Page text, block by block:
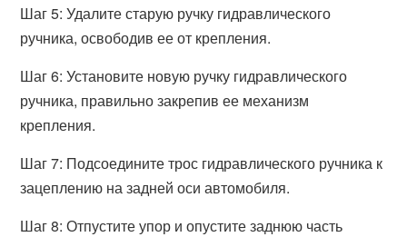
Шаг 5: Удалите старую ручку гидравлического
ручника, освободив ее от крепления.
Шаг 6: Установите новую ручку гидравлического
ручника, правильно закрепив ее механизм
крепления.
Шаг 7: Подсоедините трос гидравлического ручника к
зацеплению на задней оси автомобиля.
Шаг 8: Отпустите упор и опустите заднюю часть